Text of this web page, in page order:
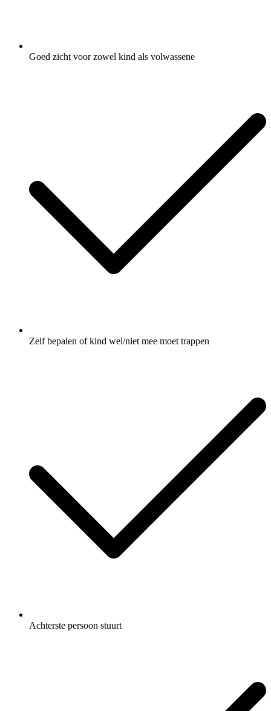
Goed zicht voor zowel kind als volwassene
Zelf bepalen of kind wel/niet mee moet trappen
Achterste persoon stuurt